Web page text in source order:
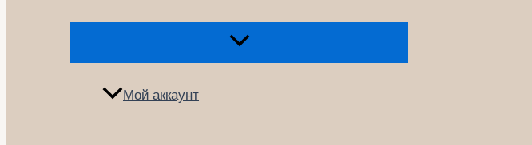
Переключатель
Мой аккаунт